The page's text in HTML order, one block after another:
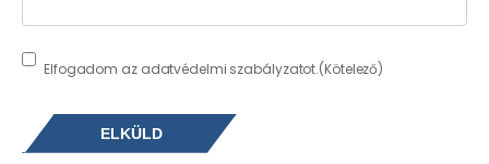
Consent(Kötelező)
Elfogadom az adatvédelmi szabályzatot.(Kötelező)